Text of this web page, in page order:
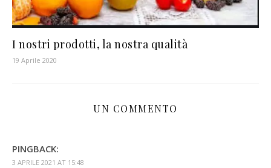
I nostri prodotti, la nostra qualità
19 Aprile 2020
UN COMMENTO
PINGBACK:
3 APRILE 2021 AT 15:48